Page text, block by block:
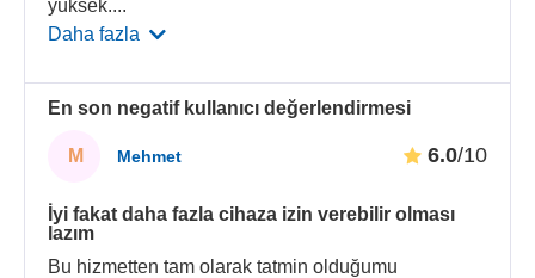
yüksek....
Daha fazla
En son negatif kullanıcı değerlendirmesi
M Mehmet 6.0/10
İyi fakat daha fazla cihaza izin verebilir olması
lazım
Bu hizmetten tam olarak tatmin olduğumu